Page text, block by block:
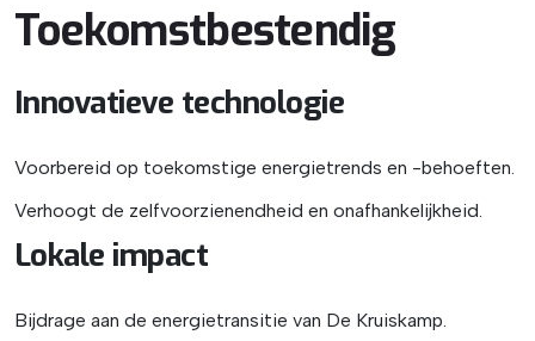
Toekomstbestendig
Innovatieve technologie
Voorbereid op toekomstige energietrends en -behoeften.
Verhoogt de zelfvoorzienendheid en onafhankelijkheid.
Lokale impact
Bijdrage aan de energietransitie van De Kruiskamp.